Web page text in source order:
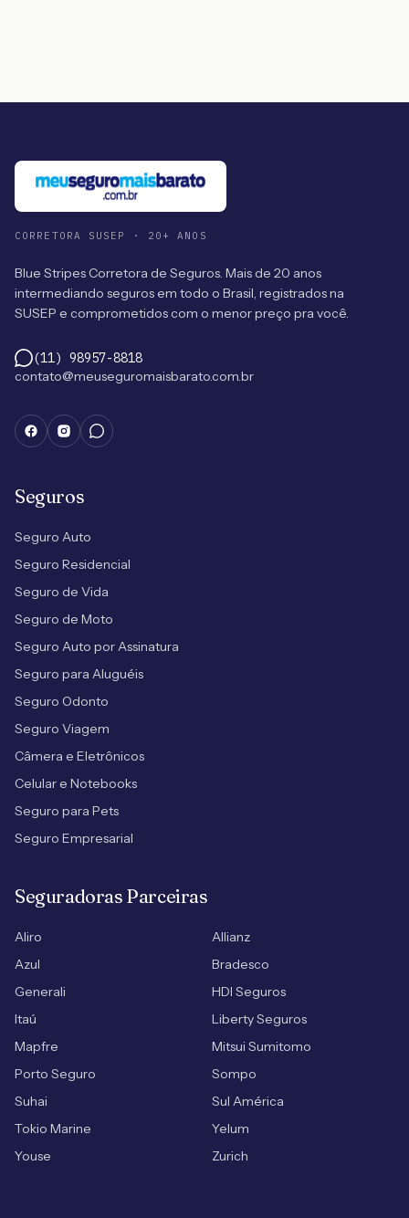
CORRETORA SUSEP · 20+ ANOS
Blue Stripes Corretora de Seguros. Mais de 20 anos
intermediando seguros em todo o Brasil, registrados na
SUSEP e comprometidos com o menor preço pra você.
(11) 98957-8818
contato@meuseguromaisbarato.com.br
Seguros
Seguro Auto
Seguro Residencial
Seguro de Vida
Seguro de Moto
Seguro Auto por Assinatura
Seguro para Aluguéis
Seguro Odonto
Seguro Viagem
Câmera e Eletrônicos
Celular e Notebooks
Seguro para Pets
Seguro Empresarial
Seguradoras Parceiras
Aliro
Allianz
Azul
Bradesco
Generali
HDI Seguros
Itaú
Liberty Seguros
Mapfre
Mitsui Sumitomo
Porto Seguro
Sompo
Suhai
Sul América
Tokio Marine
Yelum
Youse
Zurich